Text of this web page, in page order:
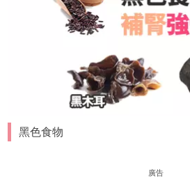
黑色食物
廣告